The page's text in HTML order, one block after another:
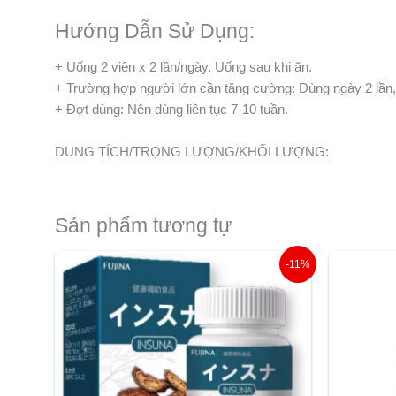
Hướng Dẫn Sử Dụng:
+ Uống 2 viên x 2 lần/ngày. Uống sau khi ăn.
+ Trường hợp người lớn cần tăng cường: Dùng ngày 2
+ Đợt dùng: Nên dùng liên tục 7-10 tuần.
DUNG TÍCH/TRỌNG LƯỢNG/KHỐI LƯỢNG:
Sản phẩm tương tự
-11%
Giá
là:
990.000 ₫.
Giá
tại
là:
880.000 ₫.